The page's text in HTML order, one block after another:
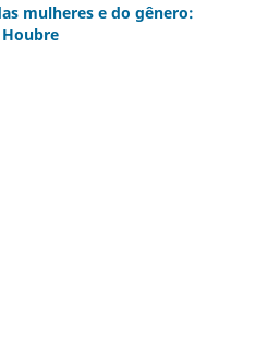
mulheres e do gênero: